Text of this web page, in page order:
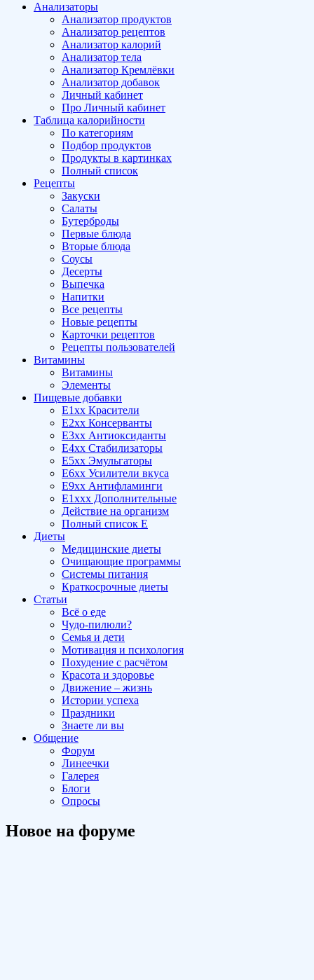
Анализаторы
Анализатор продуктов
Анализатор рецептов
Анализатор калорий
Анализатор тела
Анализатор Кремлёвки
Анализатор добавок
Личный кабинет
Про Личный кабинет
Таблица калорийности
По категориям
Подбор продуктов
Продукты в картинках
Полный список
Рецепты
Закуски
Салаты
Бутерброды
Первые блюда
Вторые блюда
Соусы
Десерты
Выпечка
Напитки
Все рецепты
Новые рецепты
Карточки рецептов
Рецепты пользователей
Витамины
Витамины
Элементы
Пищевые добавки
E1xx Красители
E2xx Консерванты
E3xx Антиоксиданты
E4xx Стабилизаторы
E5xx Эмульгаторы
E6xx Усилители вкуса
E9xx Антифламинги
E1xxx Дополнительные
Действие на организм
Полный список E
Диеты
Медицинские диеты
Очищающие программы
Системы питания
Краткосрочные диеты
Статьи
Всё о еде
Чудо-пилюли?
Семья и дети
Мотивация и психология
Похудение с расчётом
Красота и здоровье
Движение – жизнь
Истории успеха
Праздники
Знаете ли вы
Общение
Форум
Линеечки
Галерея
Блоги
Опросы
Новое на форуме